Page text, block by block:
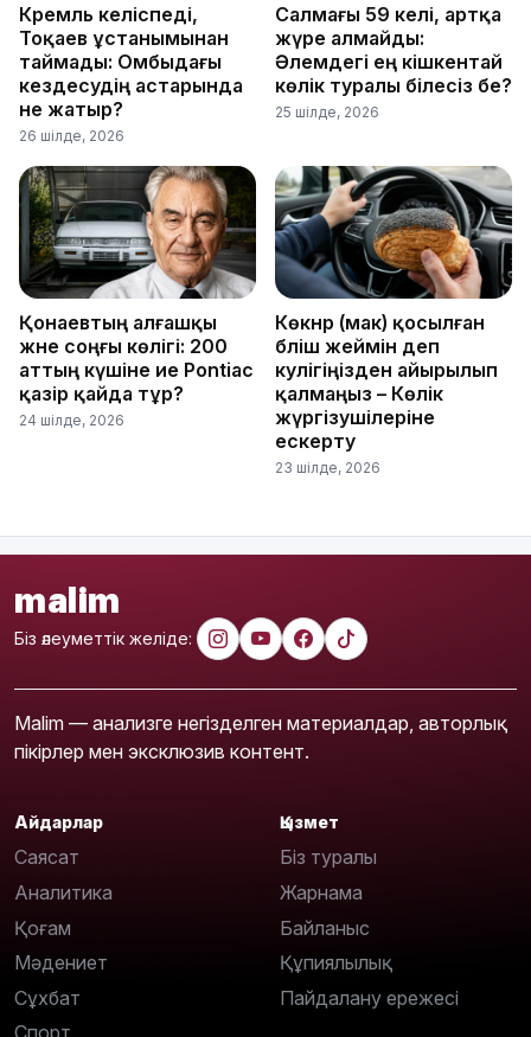
Кремль келіспеді,
Тоқаев ұстанымынан
таймады: Омбыдағы
кездесудің астарында
не жатыр?
26 шілде, 2026
Салмағы 59 келі, артқа
жүре алмайды:
Әлемдегі ең кішкентай
көлік туралы білесіз бе?
25 шілде, 2026
Қонаевтың алғашқы
және соңғы көлігі: 200
аттың күшіне ие Pontiac
қазір қайда тұр?
24 шілде, 2026
Көкнәр (мак) қосылған
бәліш жеймін деп
куәлігіңізден айырылып
қалмаңыз – Көлік
жүргізушілеріне
ескерту
23 шілде, 2026
malim
Біз әлеуметтік желіде:
Malim — анализге негізделген материалдар, авторлық
пікірлер мен эксклюзив контент.
Айдарлар
Саясат
Аналитика
Қоғам
Мәдениет
Сұхбат
Қызмет
Біз туралы
Жарнама
Байланыс
Құпиялылық
Пайдалану ережесі